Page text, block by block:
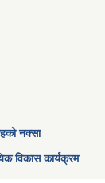
नक्सा
विकास कार्यक्रम